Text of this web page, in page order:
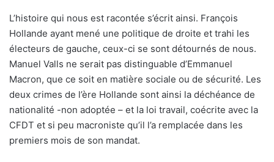
L’histoire qui nous est racontée s’écrit ainsi. François
Hollande ayant mené une politique de droite et trahi les
électeurs de gauche, ceux-ci se sont détournés de nous.
Manuel Valls ne serait pas distinguable d’Emmanuel
Macron, que ce soit en matière sociale ou de sécurité. Les
deux crimes de l’ère Hollande sont ainsi la déchéance de
nationalité -non adoptée – et la loi travail, coécrite avec la
CFDT et si peu macroniste qu’il l’a remplacée dans les
premiers mois de son mandat.